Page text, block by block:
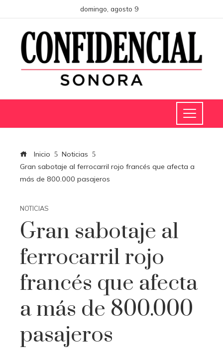
domingo, agosto 9
Inicio
Noticias
Gran sabotaje al ferrocarril rojo francés que afecta a
más de 800.000 pasajeros
NOTICIAS
Gran sabotaje al
ferrocarril rojo
francés que afecta
a más de 800.000
pasajeros